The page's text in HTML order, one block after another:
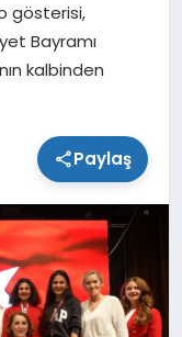
gösterisi,
Bayramı
kalbinden
Paylaş